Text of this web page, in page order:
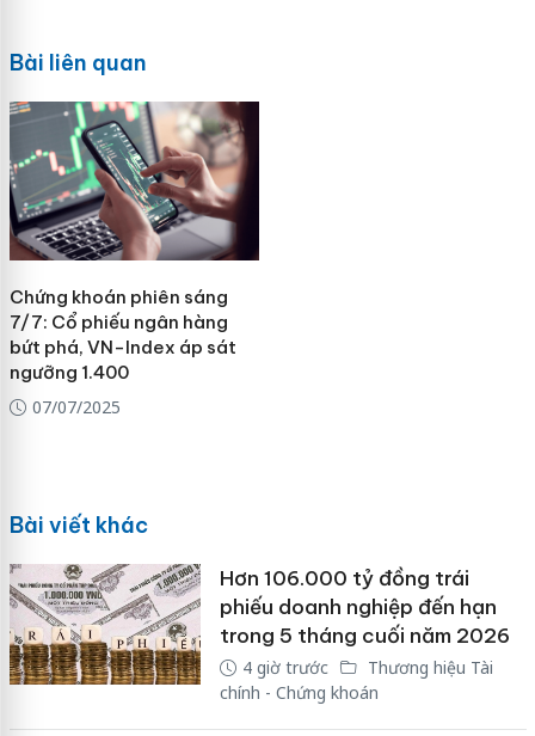
Bài liên quan
Chứng khoán phiên sáng
7/7: Cổ phiếu ngân hàng
bứt phá, VN-Index áp sát
ngưỡng 1.400
07/07/2025
Bài viết khác
Hơn 106.000 tỷ đồng trái
phiếu doanh nghiệp đến hạn
trong 5 tháng cuối năm 2026
4 giờ trước
Thương hiệu Tài
chính - Chứng khoán